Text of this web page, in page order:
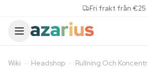
Fri frakt från €25
Wiki · Headshop · Rullning Och